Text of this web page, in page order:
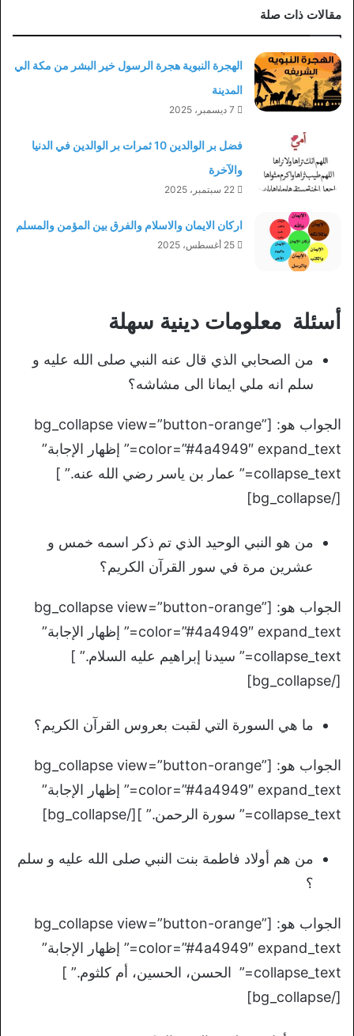
مقالات ذات صلة
الهجرة النبوية هجرة الرسول خير البشر من مكة الي
المدينة
7 ديسمبر، 2025
فضل بر الوالدين 10 ثمرات بر الوالدين في الدنيا
والآخرة
22 سبتمبر، 2025
اركان الايمان والاسلام والفرق بين المؤمن والمسلم
25 أغسطس، 2025
أسئلة معلومات دينية سهلة
من الصحابي الذي قال عنه النبي صلى الله عليه و
سلم انه ملي ايمانا الى مشاشه؟
الجواب هو: [bg_collapse view=”button-orange”
color=”#4a4949″ expand_text=” إظهار الإجابة”
collapse_text=” عمار بن ياسر رضي الله عنه.” ]
[/bg_collapse]
من هو النبي الوحيد الذي تم ذكر اسمه خمس و
عشرين مرة في سور القرآن الكريم؟
الجواب هو: [bg_collapse view=”button-orange”
color=”#4a4949″ expand_text=” إظهار الإجابة”
collapse_text=” سيدنا إبراهيم عليه السلام.” ]
[/bg_collapse]
ما هي السورة التي لقبت بعروس القرآن الكريم؟
الجواب هو: [bg_collapse view=”button-orange”
color=”#4a4949″ expand_text=” إظهار الإجابة”
collapse_text=” سورة الرحمن.” ][/bg_collapse]
من هم أولاد فاطمة بنت النبي صلى الله عليه و سلم
؟
الجواب هو: [bg_collapse view=”button-orange”
color=”#4a4949″ expand_text=” إظهار الإجابة”
collapse_text=” الحسن، الحسين، أم كلثوم.” ]
[/bg_collapse]